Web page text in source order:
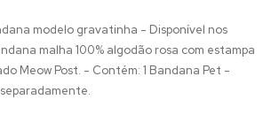
modelo gravatinha - Disponível nos
malha 100% algodão rosa com estampa
Meow Post. - Contém: 1 Bandana Pet -